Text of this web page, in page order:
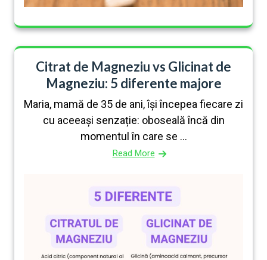
Citrat de Magneziu vs Glicinat de
Magneziu: 5 diferente majore
Maria, mamă de 35 de ani, își începea fiecare zi
cu aceeași senzație: oboseală încă din
momentul în care se ...
Read More